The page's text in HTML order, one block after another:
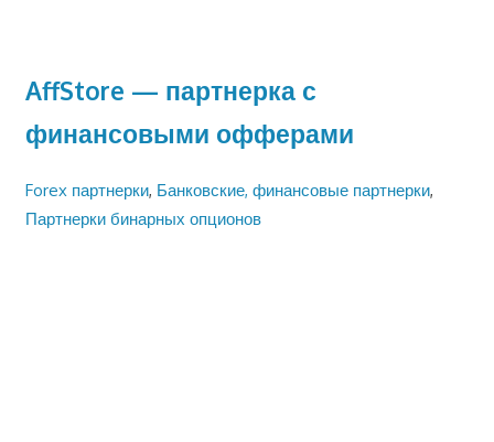
AffStore — партнерка с
финансовыми офферами
Forex партнерки, Банковские, финансовые партнерки,
Партнерки бинарных опционов